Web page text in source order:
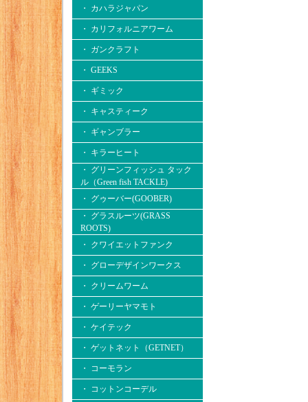
・ カハラジャパン
・ カリフォルニアワーム
・ ガンクラフト
・ GEEKS
・ ギミック
・ キャスティーク
・ ギャンブラー
・ キラーヒート
・ グリーンフィッシュ タック
ル（Green fish TACKLE)
・ グゥーバー(GOOBER)
・ グラスルーツ(GRASS
ROOTS)
・ クワイエットファンク
・ グローデザインワークス
・ クリームワーム
・ ゲーリーヤマモト
・ ケイテック
・ ゲットネット（GETNET）
・ コーモラン
・ コットンコーデル